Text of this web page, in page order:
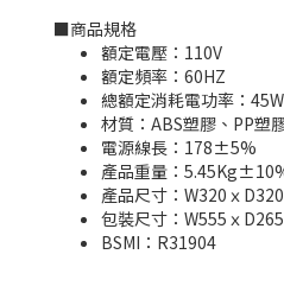
■商品規格
額定電壓：110V
額定頻率：60HZ
總額定消耗電功率：45W
材質：ABS塑膠、PP塑
電源線長：178±5%
產品重量：
產品尺寸：W320ｘ
包裝尺寸：W555ｘ
BSMI： R31904